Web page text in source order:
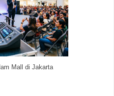
Mall di Jakarta